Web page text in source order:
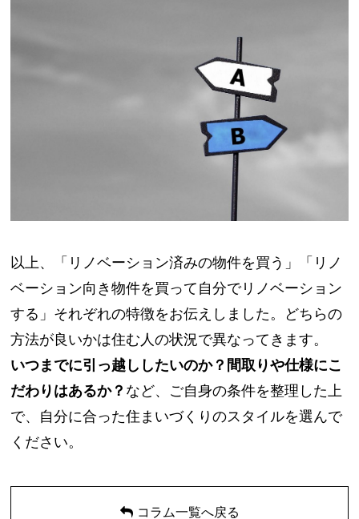
以上、「リノベーション済みの物件を買う」「リノ
ベーション向き物件を買って自分でリノベーション
する」それぞれの特徴をお伝えしました。どちらの
方法が良いかは住む人の状況で異なってきます。
いつまでに引っ越ししたいのか？間取りや仕様にこ
だわりはあるか？ など、ご自身の条件を整理した上
で、自分に合った住まいづくりのスタイルを選んで
ください。
コラム一覧へ戻る